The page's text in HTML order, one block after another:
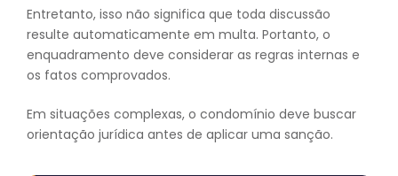
Entretanto, isso não significa que toda discussão
resulte automaticamente em multa. Portanto, o
enquadramento deve considerar as regras internas e
os fatos comprovados.
Em situações complexas, o condomínio deve buscar
orientação jurídica antes de aplicar uma sanção.